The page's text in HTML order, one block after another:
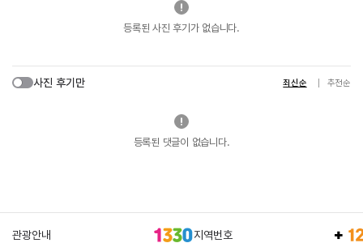
등록된 사진 후기가 없습니다.
사진 후기만 최신순 추천순
등록된 댓글이 없습니다.
관광안내 지역번호